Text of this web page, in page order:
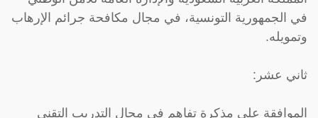
في الجمهورية التونسية، في مجال مكافحة جرائم الإرهاب
وتمويله.
ثاني عشر:
الموافقة على مذكرة تفاهم في مجال التدريب التقني